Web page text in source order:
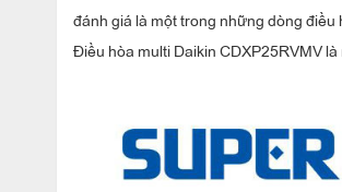
đánh giá là một trong những dòng
Điều hòa multi Daikin CDXP25RVMV là